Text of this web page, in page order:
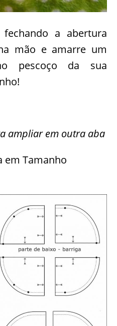
a abertura
mão e amarre um
pescoço da sua
ampliar em outra aba
em Tamanho